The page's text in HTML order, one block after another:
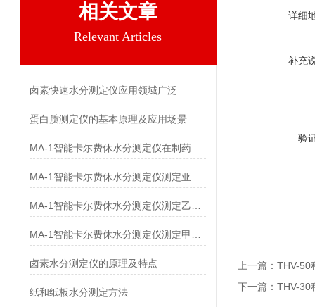
相关文章
Relevant Articles
卤素快速水分测定仪应用领域广泛
蛋白质测定仪的基本原理及应用场景
卤素水分测定仪的原理及特点
纸和纸板水分测定方法
详细
补充
验
上一篇： THV-50
下一篇： THV-30